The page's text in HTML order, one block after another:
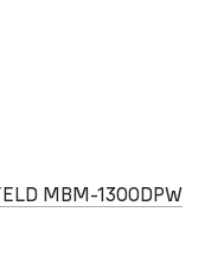
MBM-1300DPW